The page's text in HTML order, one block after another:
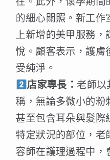
的細心關照。新工作
上新增的美甲服務
悅。顧客表示，護膚
受純淨。
店家專長： 老師以
稱，無論多微小的粉
甚至包含耳朵與髮際
特定狀況的部位，老
容師在護理過程中，